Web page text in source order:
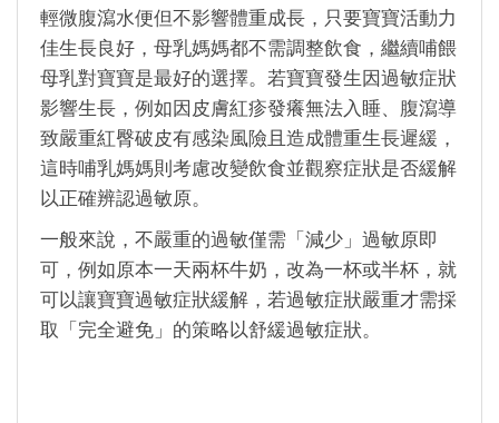
輕微腹瀉水便但不影響體重成長，只要寶寶活動力
佳生長良好，母乳媽媽都不需調整飲食，繼續哺餵
母乳對寶寶是最好的選擇。若寶寶發生因過敏症狀
影響生長，例如因皮膚紅疹發癢無法入睡、腹瀉導
致嚴重紅臀破皮有感染風險且造成體重生長遲緩，
這時哺乳媽媽則考慮改變飲食並觀察症狀是否緩解
以正確辨認過敏原。
一般來說，不嚴重的過敏僅需「減少」過敏原即
可，例如原本一天兩杯牛奶，改為一杯或半杯，就
可以讓寶寶過敏症狀緩解，若過敏症狀嚴重才需採
取「完全避免」的策略以舒緩過敏症狀。